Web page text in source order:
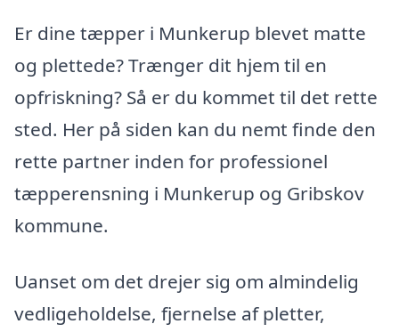
Er dine tæpper i Munkerup blevet matte
og plettede? Trænger dit hjem til en
opfriskning? Så er du kommet til det rette
sted. Her på siden kan du nemt finde den
rette partner inden for professionel
tæpperensning i Munkerup og Gribskov
kommune.
Uanset om det drejer sig om almindelig
vedligeholdelse, fjernelse af pletter,